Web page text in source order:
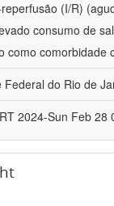
(I/R)
consumo de
como comorbidade
Federal do Rio de
2024-Sun Feb 28